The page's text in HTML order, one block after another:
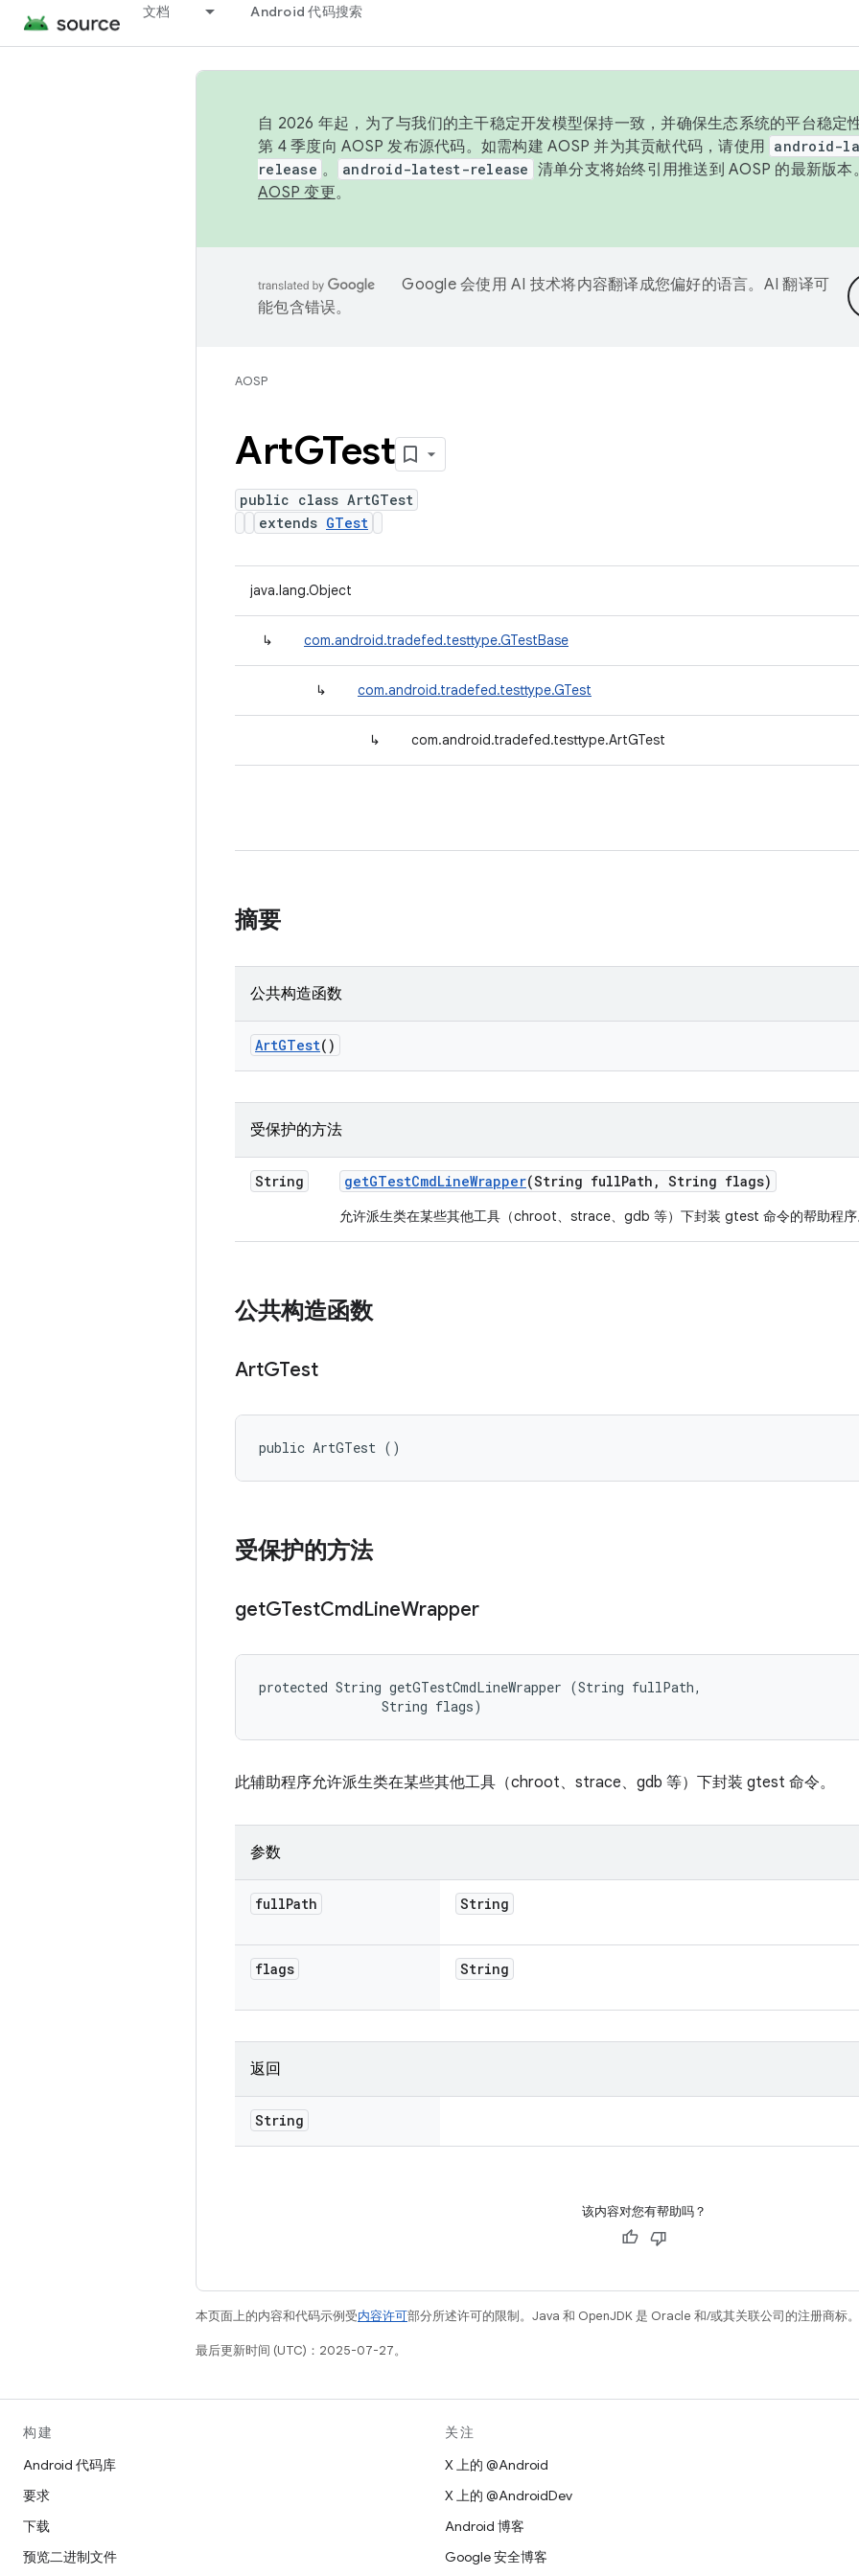
文档 Android 代码搜索
自 2026 年起，为了与我们的主干稳定开发模型保持一致，并确保生态系统的平台稳定
第 4 季度向 AOSP 发布源代码。如需构建 AOSP 并为其贡献代码，请使用 android-
release 。 android-latest-release 清单分支将始终引用推送到 AOSP 的最新版
AOSP 变更。
Google 会使用 AI 技术将内容翻译成您偏好的语言。AI 翻译可
能包含错误。
AOSP
ArtGTest
public class ArtGTest
extends GTest
java.lang.Object
↳ com.android.tradefed.testtype.GTestBase
↳ com.android.tradefed.testtype.GTest
↳ com.android.tradefed.testtype.ArtGTest
摘要
公共构造函数
ArtGTest()
受保护的方法
String getGTestCmdLineWrapper(String fullPath , String flags)
允许派生类在某些其他工具（chroot、strace、gdb 等）下封装 gtest 命令的帮助程
公共构造函数
ArtGTest
public ArtGTest ()
受保护的方法
getGTestCmdLineWrapper
protected String getGTestCmdLineWrapper (String fullPath,
                String flags)
此辅助程序允许派生类在某些其他工具（chroot、strace、gdb 等）下封装 gtest 命令。
参数
fullPath String
flags String
返回
String
该内容对您有帮助吗？
本页面上的内容和代码示例受内容许可部分所述许可的限制。Java 和 OpenJDK 是 Oracle 和/或其关联公司的注册商标。
最后更新时间 (UTC)：2025-07-27。
构建
Android 代码库
要求
下载
预览二进制文件
关注
X 上的 @Android
X 上的 @AndroidDev
Android 博客
Google 安全博客